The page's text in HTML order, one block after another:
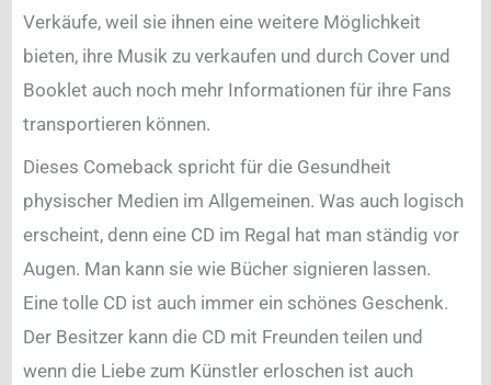
Verkäufe, weil sie ihnen eine weitere Möglichkeit
bieten, ihre Musik zu verkaufen und durch Cover und
Booklet auch noch mehr Informationen für ihre Fans
transportieren können.
Dieses Comeback spricht für die Gesundheit
physischer Medien im Allgemeinen. Was auch logisch
erscheint, denn eine CD im Regal hat man ständig vor
Augen. Man kann sie wie Bücher signieren lassen.
Eine tolle CD ist auch immer ein schönes Geschenk.
Der Besitzer kann die CD mit Freunden teilen und
wenn die Liebe zum Künstler erloschen ist auch